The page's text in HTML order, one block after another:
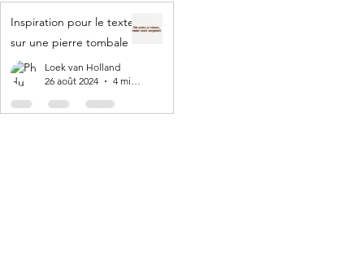
Inspiration pour le texte
sur une pierre tombale
Loek van Holland
26 août 2024
4 min de lecture